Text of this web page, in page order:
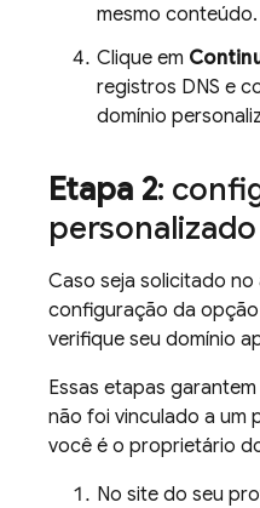
mesmo conteúdo.
Clique em
registros DNS e
domínio
Etapa 2:
personalizado
Caso seja solicitado
configuração da opção
verifique seu domínio
Essas etapas
não foi vinculado a um
você é o proprietário
No site do seu